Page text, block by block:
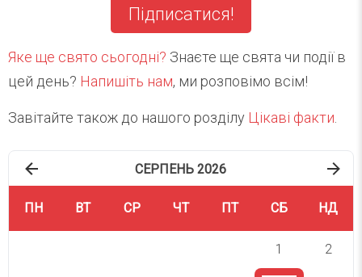
Підписатися!
Яке ще свято сьогодні? Знаєте ще свята чи події в
цей день? Напишіть нам, ми розповімо всім!
Завітайте також до нашого розділу Цікаві факти
СЕРПЕНЬ 2026
ПН ВТ СР ЧТ ПТ СБ НД
1 2